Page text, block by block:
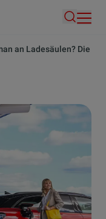
Suche
an Ladesäulen? Die